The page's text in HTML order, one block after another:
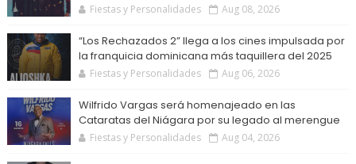
Fiestas y Personalidades Aug 08, 2026
“Los Rechazados 2” llega a los cines impulsada por
la franquicia dominicana más taquillera del 2025
Fiestas y Personalidades Aug 06, 2026
Wilfrido Vargas será homenajeado en las
Cataratas del Niágara por su legado al merengue
Fiestas y Personalidades Aug 04, 2026